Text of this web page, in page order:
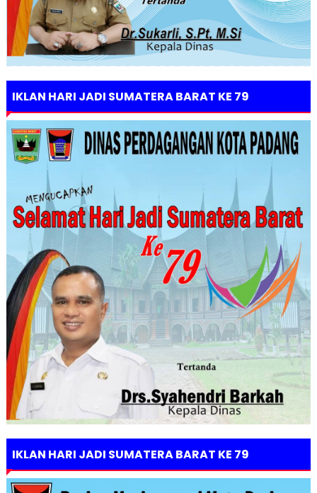
IKLAN HARI JADI SUMATERA BARAT KE 79
IKLAN HARI JADI SUMATERA BARAT KE 79